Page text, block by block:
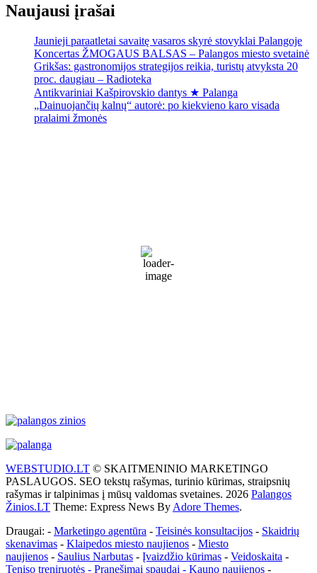
Naujausi įrašai
Jaunieji paraatletai savaitę vasaros skyrė stovyklai Palangoje
Koncertas ŽMOGAUS BALSAS – Palangos miesto svetainė
Grikšas: gastronomijos strategijos reikia, turistų atvyksta 20
proc. daugiau – Radioteka
Antikvariniai Kašpirovskio dantys ★ Palanga
„Dainuojančių kalnų“ autorė: po kiekvieno karo visada
pralaimi žmonės
Patchy rain nearby
72 %
WEBSTUDIO.LT © SKAITMENINIO MARKETINGO
PASLAUGOS. SEO tekstų rašymas, turinio kūrimas, straipsnių
rašymas ir talpinimas į mūsų valdomas svetaines. 2026 Palangos
Žinios.LT Theme: Express News By Adore Themes.
Draugai: - Marketingo agentūra - Teisinės konsultacijos - Skaidrių
skenavimas - Klaipedos miesto naujienos - Miesto
naujienos - Saulius Narbutas - Įvaizdžio kūrimas - Veidoskaita -
Teniso treniruotės - Pranešimai spaudai - Kauno naujienos -